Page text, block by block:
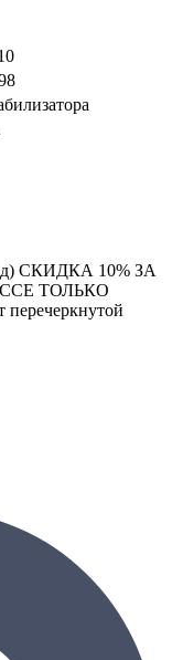
СКИДКА 10% ЗА
ТОЛЬКО